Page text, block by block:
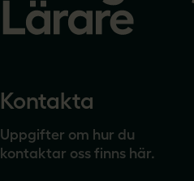
Kontakta
Uppgifter om hur du
kontaktar oss finns här.